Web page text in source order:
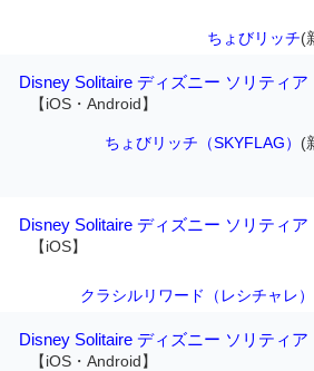
ちょびリッチ(
Disney Solitaire ディズニー ソリティア
【iOS・Android】
ちょびリッチ（SKYFLAG） (
Disney Solitaire ディズニー ソリティア
【iOS】
クラシルリワード（レシチャレ）
Disney Solitaire ディズニー ソリティア
【iOS・Android】